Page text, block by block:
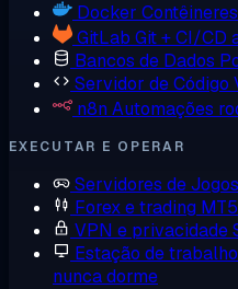
Docker
GitLab Git + CI/CD
Bancos de Dados
Servidor de Código
n8n Automações
EXECUTAR E OPERAR
Servidores de Jogos
Forex e trading
VPN e privacidade
Estação de
nunca dorme